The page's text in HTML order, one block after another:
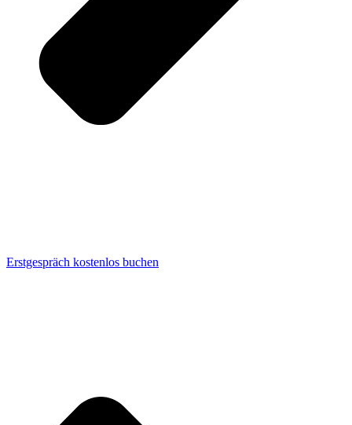
Erstgespräch kostenlos buchen